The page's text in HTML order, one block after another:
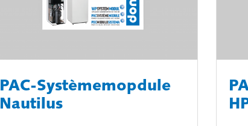
PAC-Systèmemopdule
Nautilus